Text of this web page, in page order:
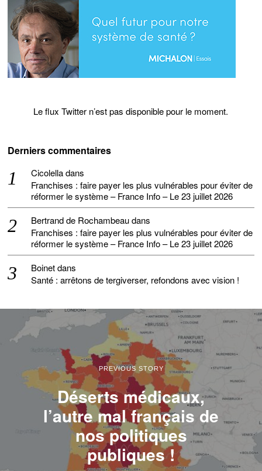
Le flux Twitter n’est pas disponible pour le moment.
Derniers commentaires
Cicolelladans
Franchises : faire payer les plus vulnérables pour éviter de
réformer le système – France Info – Le 23 juillet 2026
Bertrand de Rochambeaudans
Franchises : faire payer les plus vulnérables pour éviter de
réformer le système – France Info – Le 23 juillet 2026
Boinetdans
Santé : arrêtons de tergiverser, refondons avec vision !
PREVIOUS STORY
Déserts médicaux,
l’autre mal français de
nos politiques
publiques !